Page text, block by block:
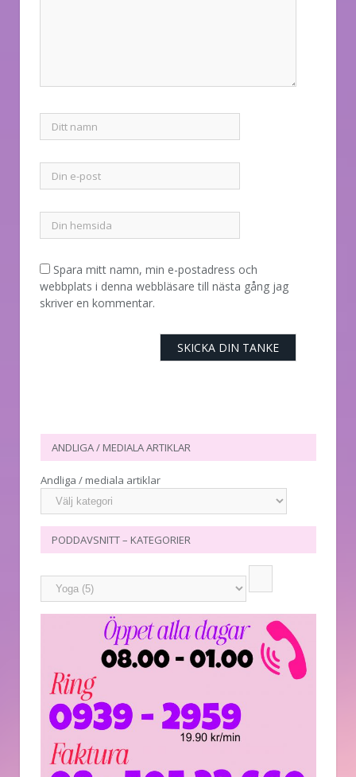
Spara mitt namn, min e-postadress och
webbplats i denna webbläsare till nästa gång jag
skriver en kommentar.
ANDLIGA / MEDIALA ARTIKLAR
Andliga / mediala artiklar
PODDAVSNITT – KATEGORIER